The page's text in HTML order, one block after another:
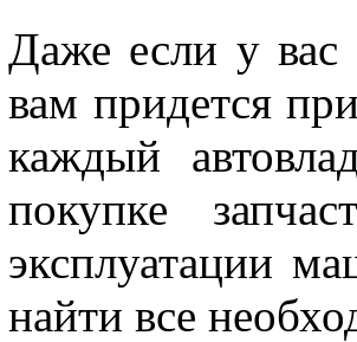
Даже если у вас
вам придется
каждый
покупке
эксплуатации
найти все